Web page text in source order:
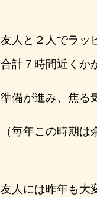
友人と２人でラッ
合計７時間近くか
準備が進み、焦る
（毎年この時期
友人には昨年も大